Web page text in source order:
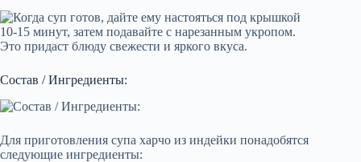
Состав / Ингредиенты:
Для приготовления супа харчо из индейки понадобятся
следующие ингредиенты: